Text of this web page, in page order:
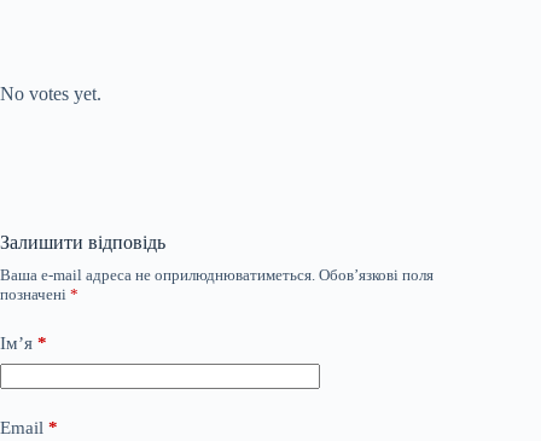
No votes yet.
Залишити відповідь
Ваша e-mail адреса не оприлюднюватиметься. Обов’язкові поля
позначені *
Ім’я *
Email *